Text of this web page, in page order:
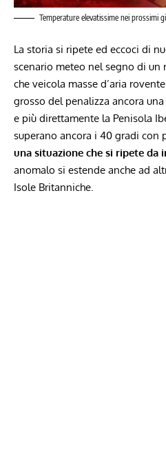
Temperature elevatissime nei prossimi
La storia si ripete ed eccoci di
scenario meteo nel segno di
che veicola masse d’aria
grosso del penalizza ancora
e più direttamente la Penisola
superano ancora i 40 gradi con
una situazione che si ripete da
anomalo si estende anche ad
Isole Britanniche.